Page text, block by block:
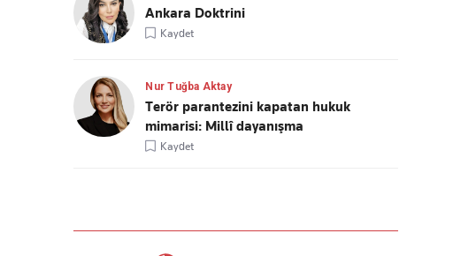
Ankara Doktrini
Kaydet
Nur Tuğba Aktay
Terör parantezini kapatan hukuk
mimarisi: Millî dayanışma
Kaydet